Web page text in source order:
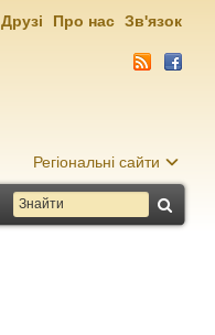
Регіональні сайти
Друзі Про нас Зв'язок